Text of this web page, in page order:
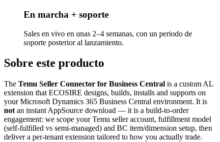
En marcha + soporte
Sales en vivo en unas 2–4 semanas, con un periodo de
soporte posterior al lanzamiento.
Sobre este producto
The Temu Seller Connector for Business Central is a custom AL
extension that ECOSIRE designs, builds, installs and supports on
your Microsoft Dynamics 365 Business Central environment. It is
not an instant AppSource download — it is a build-to-order
engagement: we scope your Temu seller account, fulfillment model
(self-fulfilled vs semi-managed) and BC item/dimension setup, then
deliver a per-tenant extension tailored to how you actually trade.